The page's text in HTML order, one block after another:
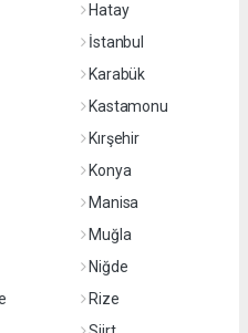
Hatay
İstanbul
Karabük
Kastamonu
Kırşehir
Konya
Manisa
Muğla
Niğde
Rize